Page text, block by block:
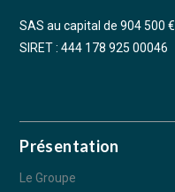
SAS au capital de 904 500 €
SIRET : 444 178 925 00046
Présentation
Le Groupe